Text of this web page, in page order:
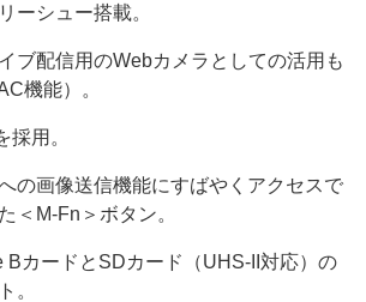
ーシュー搭載。
ブ配信用のWebカメラとしての活用も
機能）。
採用。
の画像送信機能にすばやくアクセスで
＜M-Fn＞ボタン。
BカードとSDカード（UHS-II対応）の
。